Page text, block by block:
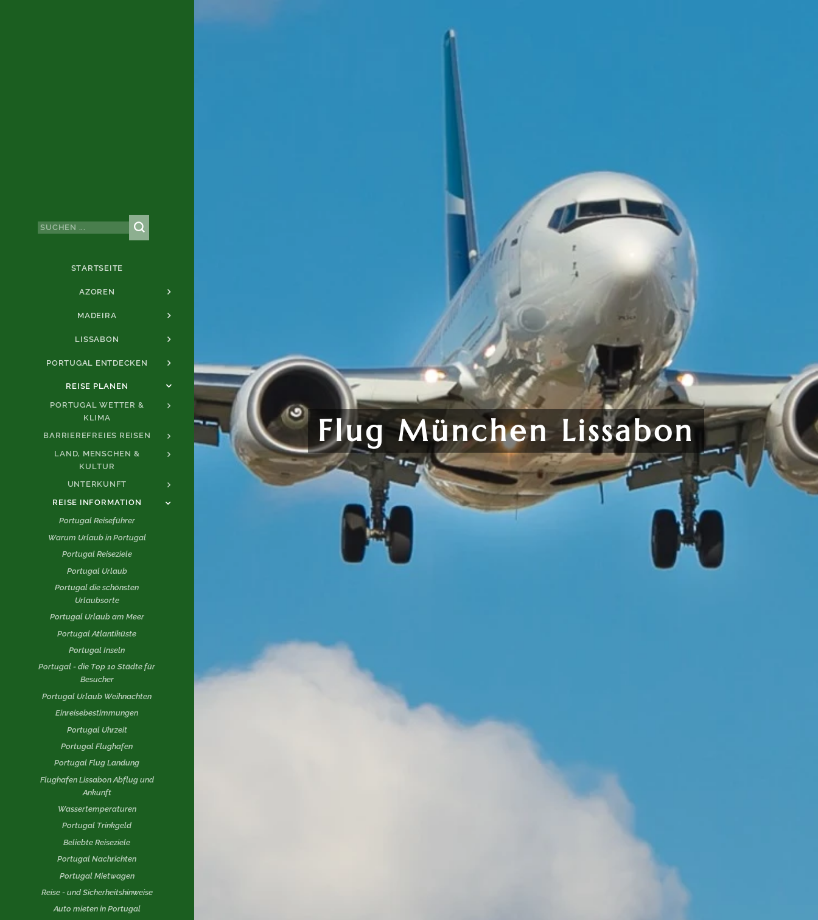
STARTSEITE
AZOREN
MADEIRA
LISSABON
PORTUGAL ENTDECKEN
REISE PLANEN
PORTUGAL WETTER &
KLIMA
BARRIEREFREIES REISEN
LAND, MENSCHEN &
KULTUR
UNTERKUNFT
REISE INFORMATION
Portugal Reiseführer
Warum Urlaub in Portugal
Portugal Reiseziele
Portugal Urlaub
Portugal die schönsten
Urlaubsorte
Portugal Urlaub am Meer
Portugal Atlantiküste
Portugal Inseln
Portugal - die Top 10 Städte für
Besucher
Portugal Urlaub Weihnachten
Einreisebestimmungen
Portugal Uhrzeit
Portugal Flughafen
Portugal Flug Landung
Flughafen Lissabon Abflug und
Ankunft
Wassertemperaturen
Portugal Trinkgeld
Beliebte Reiseziele
Portugal Nachrichten
Portugal Mietwagen
Reise - und Sicherheitshinweise
Auto mieten in Portugal
Flug MünchenLissabon